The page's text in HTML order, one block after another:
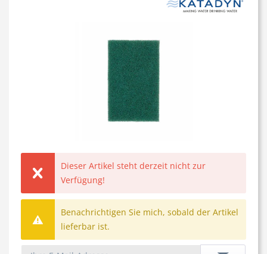
Dieser Artikel steht derzeit nicht zur
Verfügung!
Benachrichtigen Sie mich, sobald der Artikel
lieferbar ist.